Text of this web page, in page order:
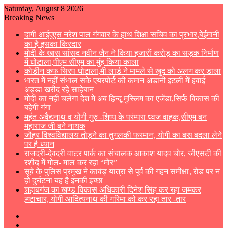
Saturday, August 8 2026
Breaking News
दागी आईएएस नरेश पाल गंगवार के हाथ शिक्षा सचिव का प्रभार,बेईमानी
का है इसका किरदार
मोदी के खास सांसद नवीन जैन ने किया हजारों करोड़ का सड़क निर्माण
में घोटाला,पीएम सीएम का मुंह किया काला
कोडीन कफ सिरप घोटाला,मी लार्ड ने मामले से खुद को अलग कर डाला
भारत में नहीं संभाल सके एयरपोर्ट की कमान अडानी इटली में हवाई
अड्डा खरीद रहे साहेबान
मोदी का नही चलेगा देश मे अब हिन्दू मुस्लिम का एजेंडा,सिर्फ विकास की
बहेगी गंगा
महंत अवैद्यनाथ व योगी गुरु -शिष्य के परंम्परा ध्वज वाहक,सीएम बन
महाराज जी बने नायक
जौहर विश्वविद्यालय तोड़ने का तुगलकी फरमान, योगी का बस बदला लेने
पर है ध्यान
राजदरी-देवदरी वाटर पार्क का संचालक आकाश यादव चोर, जीएसटी की
रशीद में गोल- माल कर रहा “मोर”
सूबे के पुलिस प्रमुख ने कावंड़ यात्रा से पूर्व की गहन समीक्षा, रोड पर न
हो दुर्घटना यह है इनकी इच्छा
शहाबगंज का खण्ड विकास अधिकारी दिनेश सिंह कर रहा जमकर
भ्र्ष्टाचार, योगी आदित्यनाथ की गरिमा को कर रहा तार -तार